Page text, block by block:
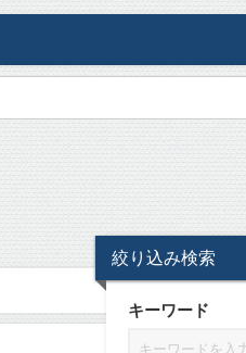
絞り込み検索
キーワード